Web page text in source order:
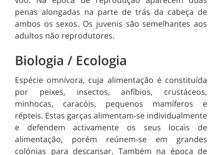
penas alongadas na parte de trás da cabeça de
ambos os sexos. Os juvenis são semelhantes aos
adultos não reprodutores.
Biologia / Ecologia
Espécie omnívora, cuja alimentação é constituída
por peixes, insectos, anfíbios, crustáceos,
minhocas, caracóis, pequenos mamíferos e
répteis. Estas garças alimentam-se individualmente
e defendem activamente os seus locais de
alimentação, porém reúnem-se em grandes
colónias para descansar. Também na época de